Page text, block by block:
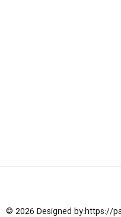
© 2026 Designed by:https://